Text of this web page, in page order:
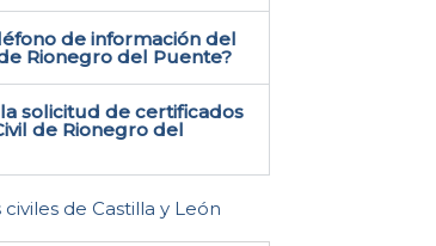
de información del
Rionegro del Puente​?
solicitud de certificados
de Rionegro del
de Castilla y León